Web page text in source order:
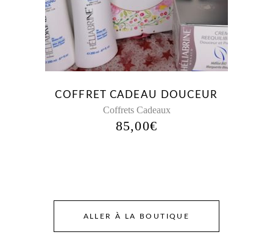
COFFRET CADEAU DOUCEUR
Coffrets Cadeaux
85,00€
ALLER À LA BOUTIQUE